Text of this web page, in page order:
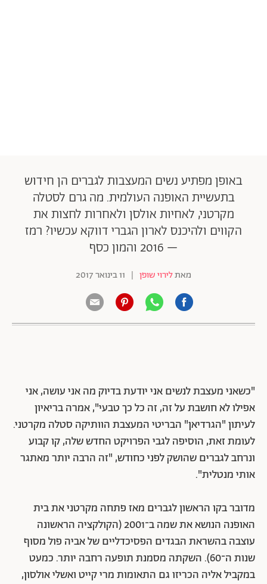
באופן מפתיע נשים המעצבות לגברים הן חידוש
בתעשיית האופנה העולמית. מה גרם לסטלה
מקרטני, לאחיות אולסן ולאחרות לחצות את
הקווים ולהיכנס לארון הגברי דווקא עכשיו? רמז
– 2016 והמון כסף
מאתלירוי שופן | 11 בינואר 2017
"כשאני מעצבת לנשים אני יודעת בדיוק מה אני עושה, אני
אפילו לא חושבת על זה, זה כל כך טבעי", אמרה בריאיון